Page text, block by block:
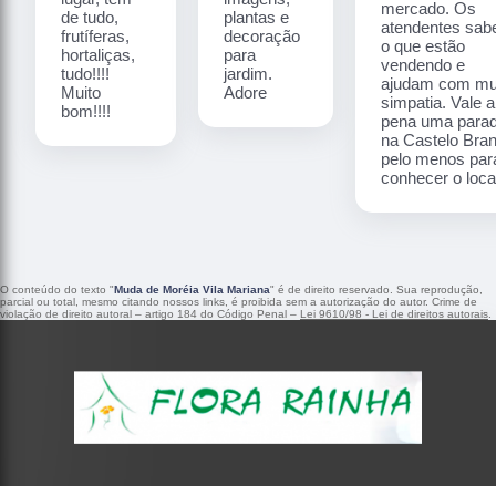
de tudo,
frutíferas,
hortaliças,
tudo!!!!
Muito
bom!!!!
plantas e
decoração
para
jardim.
Adore
mercado. Os
atendentes
o que estão
vendendo e
ajudam com
simpatia. Vale a
pena uma
na Castelo
pelo menos
conhecer o
O conteúdo do texto "Muda de Moréia Vila Mariana" é de direito reservado. Sua reprodução,
parcial ou total, mesmo citando nossos links, é proibida sem a autorização do autor. Crime de
violação de direito autoral – artigo 184 do Código Penal – Lei 9610/98 - Lei de direitos autorais